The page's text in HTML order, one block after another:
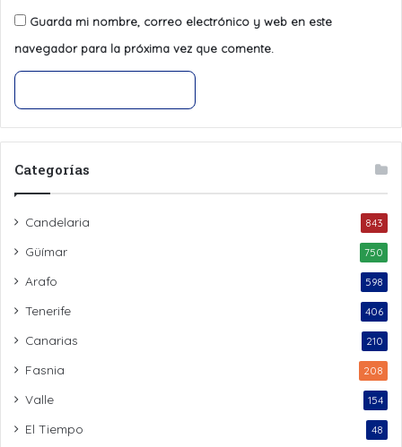
Guarda mi nombre, correo electrónico y web en este
navegador para la próxima vez que comente.
Categorías
Candelaria 843
Güímar 750
Arafo 598
Tenerife 406
Canarias 210
Fasnia 208
Valle 154
El Tiempo 48